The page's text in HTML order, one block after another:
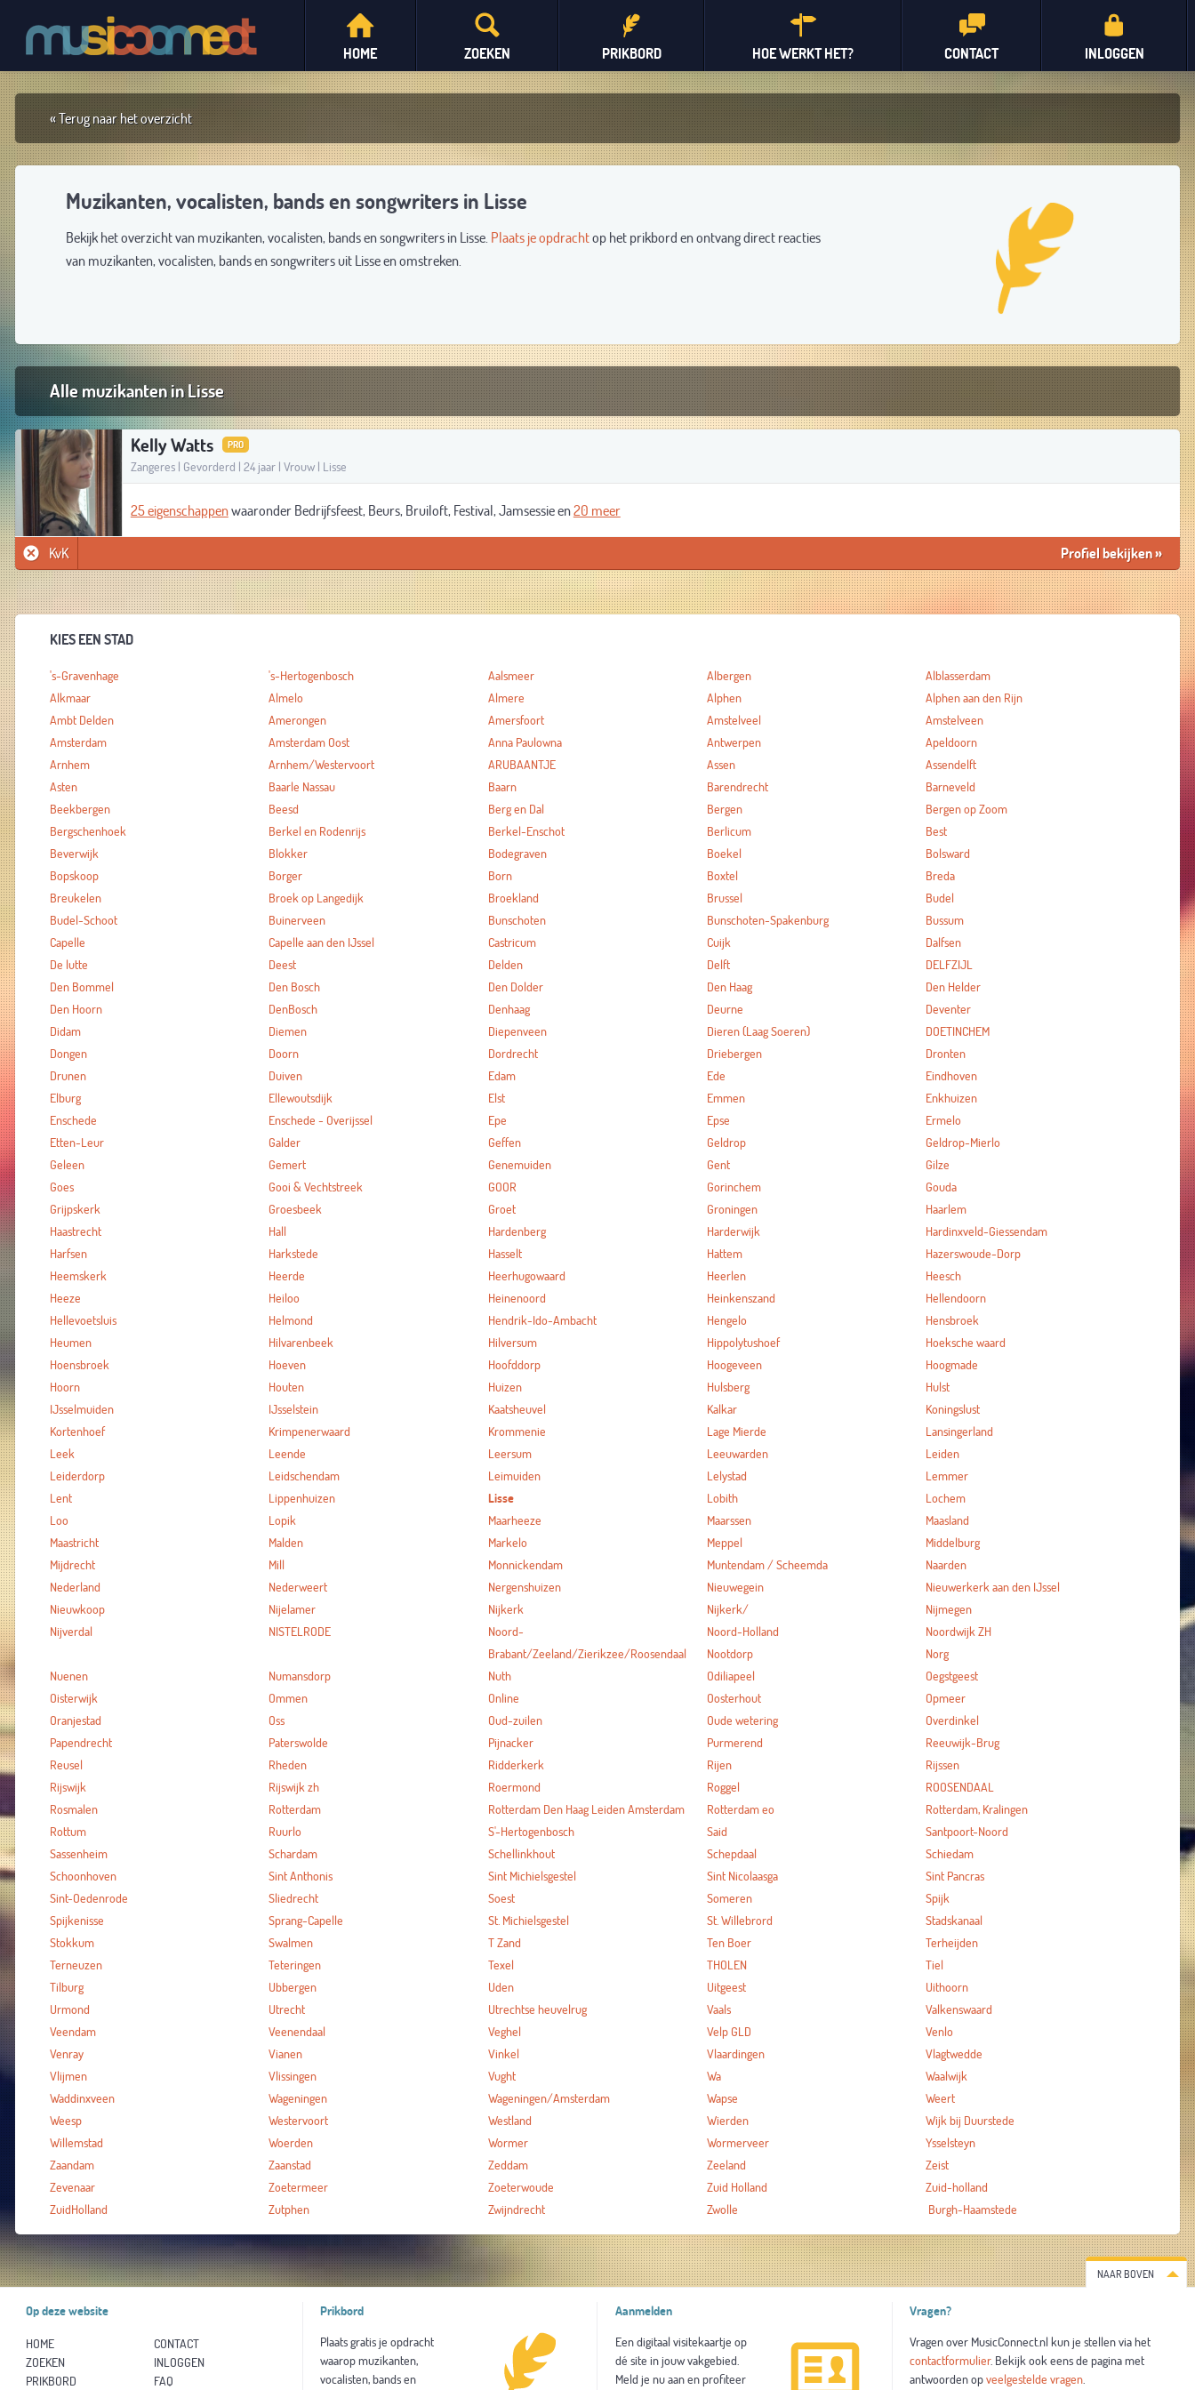
INLOGGEN
CONTACT
HOE WERKT HET?
PRIKBORD
ZOEKEN
HOME
« Terug naar het overzicht
Muzikanten, vocalisten, bands en songwriters in Lisse
Bekijk het overzicht van muzikanten, vocalisten, bands en songwriters in Lisse. Plaats je opdrachtop het prikbord en ontvang direct reacties
van muzikanten, vocalisten, bands en songwriters uit Lisse en omstreken.
Alle muzikanten in Lisse
Kelly Watts PRO
Zangeres | Gevorderd | 24 jaar | Vrouw | Lisse
25 eigenschappenwaaronder Bedrijfsfeest, Beurs, Bruiloft, Festival, Jamsessie en20 meer
KvK Profiel bekijken»
KIES EEN STAD
's-Gravenhage 's-Hertogenbosch Aalsmeer Albergen
Alblasserdam
Alkmaar
Almelo Almere Alphen
Alphen aan den Rijn
Ambt Delden
Amerongen Amersfoort Amstelveel
Amstelveen
Amsterdam
Amsterdam Oost Anna Paulowna Antwerpen
Apeldoorn
Arnhem
Arnhem/Westervoort ARUBAANTJE Assen
Assendelft
Asten
Baarle Nassau Baarn Barendrecht
Barneveld
Beekbergen
Beesd Berg en Dal Bergen
Bergen op Zoom
Bergschenhoek
Berkel en Rodenrijs Berkel-Enschot Berlicum
Best
Beverwijk
Blokker Bodegraven Boekel
Bolsward
Bopskoop
Borger Born Boxtel
Breda
Breukelen
Broek op Langedijk Broekland Brussel
Budel
Budel-Schoot
Buinerveen Bunschoten Bunschoten-Spakenburg
Bussum
Capelle
Capelle aan den IJssel Castricum Cuijk
Dalfsen
De lutte
Deest Delden Delft
DELFZIJL
Den Bommel
Den Bosch Den Dolder Den Haag
Den Helder
Den Hoorn
DenBosch Denhaag Deurne
Deventer
Didam
Diemen Diepenveen Dieren (Laag Soeren)
DOETINCHEM
Dongen
Doorn Dordrecht Driebergen
Dronten
Drunen
Duiven Edam Ede
Eindhoven
Elburg
Ellewoutsdijk Elst Emmen
Enkhuizen
Enschede
Enschede - Overijssel Epe Epse
Ermelo
Etten-Leur
Galder Geffen Geldrop
Geldrop-Mierlo
Geleen
Gemert Genemuiden Gent
Gilze
Goes
Gooi & Vechtstreek GOOR Gorinchem
Gouda
Grijpskerk
Groesbeek Groet Groningen
Haarlem
Haastrecht
Hall Hardenberg Harderwijk
Hardinxveld-Giessendam
Harfsen
Harkstede Hasselt Hattem
Hazerswoude-Dorp
Heemskerk
Heerde Heerhugowaard Heerlen
Heesch
Heeze
Heiloo Heinenoord Heinkenszand
Hellendoorn
Hellevoetsluis
Helmond Hendrik-Ido-Ambacht Hengelo
Hensbroek
Heumen
Hilvarenbeek Hilversum Hippolytushoef
Hoeksche waard
Hoensbroek
Hoeven Hoofddorp Hoogeveen
Hoogmade
Hoorn
Houten Huizen Hulsberg
Hulst
IJsselmuiden
IJsselstein Kaatsheuvel Kalkar
Koningslust
Kortenhoef
Krimpenerwaard Krommenie Lage Mierde
Lansingerland
Leek
Leende Leersum Leeuwarden
Leiden
Leiderdorp
Leidschendam Leimuiden Lelystad
Lemmer
Lent
Lippenhuizen Lisse Lobith
Lochem
Loo
Lopik Maarheeze Maarssen
Maasland
Maastricht
Malden Markelo Meppel
Middelburg
Mijdrecht
Mill Monnickendam Muntendam / Scheemda
Naarden
Nederland
Nederweert Nergenshuizen Nieuwegein
Nieuwerkerk aan den IJssel
Nieuwkoop
Nijelamer Nijkerk Nijkerk/
Nijmegen
Nijverdal
NISTELRODE
Noord-
Brabant/Zeeland/Zierikzee/Roosendaal
Noord-Holland
Noordwijk ZH
Nootdorp
Norg
Nuenen
Numansdorp Nuth Odiliapeel
Oegstgeest
Oisterwijk
Ommen Online Oosterhout
Opmeer
Oranjestad
Oss Oud-zuilen Oude wetering
Overdinkel
Papendrecht
Paterswolde Pijnacker Purmerend
Reeuwijk-Brug
Reusel
Rheden Ridderkerk Rijen
Rijssen
Rijswijk
Rijswijk zh Roermond Roggel
ROOSENDAAL
Rosmalen
Rotterdam Rotterdam Den Haag Leiden Amsterdam Rotterdam eo
Rotterdam, Kralingen
Rottum
Ruurlo S'-Hertogenbosch Said
Santpoort-Noord
Sassenheim
Schardam Schellinkhout Schepdaal
Schiedam
Schoonhoven
Sint Anthonis Sint Michielsgestel Sint Nicolaasga
Sint Pancras
Sint-Oedenrode
Sliedrecht Soest Someren
Spijk
Spijkenisse
Sprang-Capelle St. Michielsgestel St. Willebrord
Stadskanaal
Stokkum
Swalmen T Zand Ten Boer
Terheijden
Terneuzen
Teteringen Texel THOLEN
Tiel
Tilburg
Ubbergen Uden Uitgeest
Uithoorn
Urmond
Utrecht Utrechtse heuvelrug Vaals
Valkenswaard
Veendam
Veenendaal Veghel Velp GLD
Venlo
Venray
Vianen Vinkel Vlaardingen
Vlagtwedde
Vlijmen
Vlissingen Vught Wa
Waalwijk
Waddinxveen
Wageningen Wageningen/Amsterdam Wapse
Weert
Weesp
Westervoort Westland Wierden
Wijk bij Duurstede
Willemstad
Woerden Wormer Wormerveer
Ysselsteyn
Zaandam
Zaanstad Zeddam Zeeland
Zeist
Zevenaar
Zoetermeer Zoeterwoude Zuid Holland
Zuid-holland
ZuidHolland
Zutphen Zwijndrecht Zwolle Burgh-Haamstede
NAAR BOVEN
Op deze website
HOME
CONTACT
ZOEKEN
INLOGGEN
PRIKBORD
FAQ
Prikbord
Plaats gratis je opdracht
waarop muzikanten,
vocalisten, bands en
Aanmelden
Een digitaal visitekaartje op
dé site in jouw vakgebied.
Meld je nu aan en profiteer
Vragen?
Vragen over MusicConnect.nl kun je stellen via het
contactformulier. Bekijk ook eens de pagina met
antwoorden opveelgestelde vragen.